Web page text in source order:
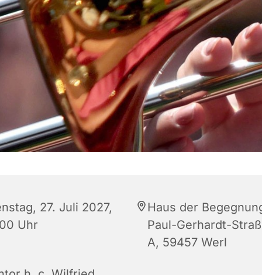
27. Juli 2027,
Uhr
Haus der
Paul-Gerhardt-
A, 59457 Werl